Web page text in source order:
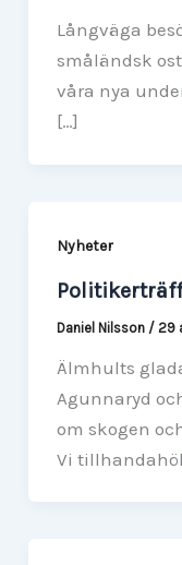
Långväga
småländsk
våra nya
[…]
Nyheter
Daniel Nilsson / 29
Älmhults
Agunnaryd
om skogen
Vi